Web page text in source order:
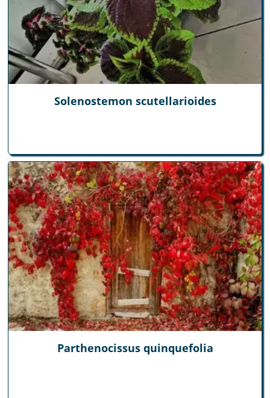
Solenostemon scutellarioides
Parthenocissus quinquefolia